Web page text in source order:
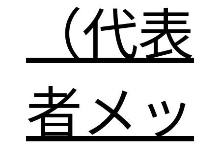
（代表
者メッ